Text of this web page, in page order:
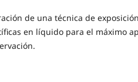
de una técnica de
en líquido para el máximo